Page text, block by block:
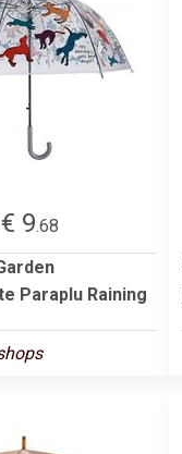
€ 9.68
Paraplu Raining